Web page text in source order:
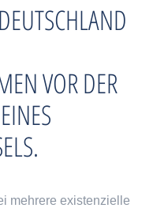
VOR DER
mehrere existenzielle